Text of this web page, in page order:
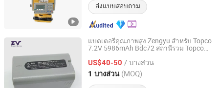
ส่งแบบสอบถาม
แบตเตอรี่คุณภาพสูง Zengyu สำหรับ Topco
7.2V 5986mAh Bdc72 สถานีรวม Topco
US$40-50 / บางส่วน
1 บางส่วน (MOQ)
Zengyu Industrial (Shanghai) Co., Ltd.
Shanghai, China อัตราจาก 2020